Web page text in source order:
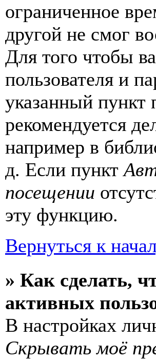
ограниченное
другой не смог
Для того чтобы
пользователя и
указанный
рекомендуется
например в
д. Если пункт
посещении
эту функцию.
Вернуться к
» Как сделать,
активных
В настройках
Скрывать моё